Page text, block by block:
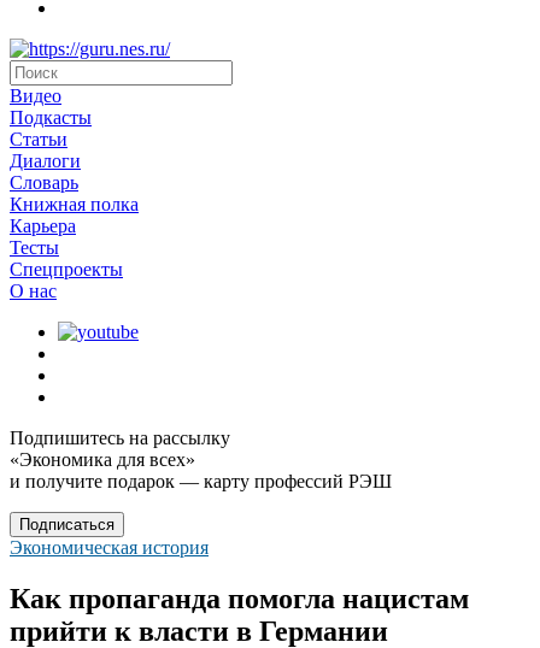
Видео
Подкасты
Статьи
Диалоги
Словарь
Книжная полка
Карьера
Тесты
Спецпроекты
О наc
Подпишитесь на рассылку
«Экономика для всех»
и получите подарок — карту профессий РЭШ
Подписаться
Экономическая история
Как пропаганда помогла нацистам
прийти к власти в Германии